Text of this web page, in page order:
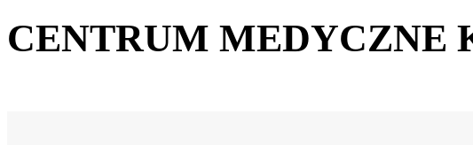
CENTRUM MEDYCZNE